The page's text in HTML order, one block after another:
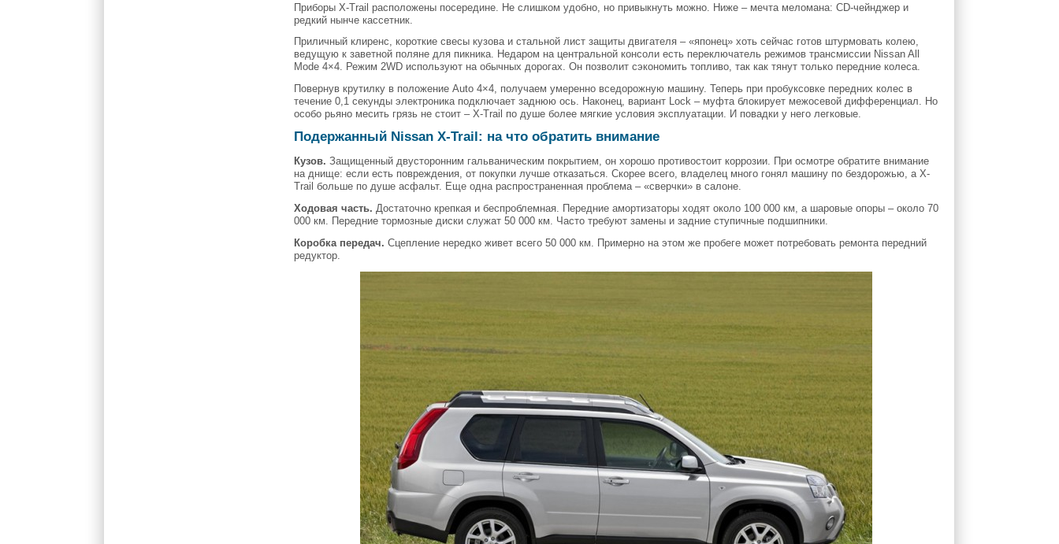
Приборы X-Trail расположены посередине. Не слишком удобно, но привыкнуть можно. Ниже – мечта меломана: CD-чейнджер и
редкий нынче кассетник.
Приличный клиренс, короткие свесы кузова и стальной лист защиты двигателя – «японец» хоть сейчас готов штурмовать колею,
ведущую к заветной поляне для пикника. Недаром на центральной консоли есть переключатель режимов трансмиссии Nissan All
Mode 4×4. Режим 2WD используют на обычных дорогах. Он позволит сэкономить топливо, так как тянут только передние колеса.
Повернув крутилку в положение Auto 4×4, получаем умеренно вседорожную машину. Теперь при пробуксовке передних колес в
течение 0,1 секунды электроника подключает заднюю ось. Наконец, вариант Lock – муфта блокирует межосевой дифференциал. Но
особо рьяно месить грязь не стоит – X-Trail по душе более мягкие условия эксплуатации. И повадки у него легковые.
Подержанный Nissan X-Trail: на что обратить внимание
Кузов. Защищенный двусторонним гальваническим покрытием, он хорошо противостоит коррозии. При осмотре обратите внимание
на днище: если есть повреждения, от покупки лучше отказаться. Скорее всего, владелец много гонял машину по бездорожью, а X-
Trail больше по душе асфальт. Еще одна распространенная проблема – «сверчки» в салоне.
Ходовая часть. Достаточно крепкая и беспроблемная. Передние амортизаторы ходят около 100 000 км, а шаровые опоры – около 70
000 км. Передние тормозные диски служат 50 000 км. Часто требуют замены и задние ступичные подшипники.
Коробка передач. Сцепление нередко живет всего 50 000 км. Примерно на этом же пробеге может потребовать ремонта передний
редуктор.